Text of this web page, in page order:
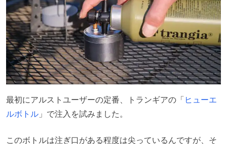
最初にアルストユーザーの定番、トランギアの「ヒューエ
ルボトル 」で注入を試みました。
このボトルは注ぎ口がある程度は尖っているんですが、そ